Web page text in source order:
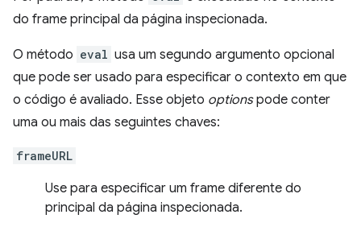
do frame principal da página inspecionada.
O método eval usa um segundo argumento opcional
que pode ser usado para especificar o contexto em que
o código é avaliado. Esse objeto optionspode conter
uma ou mais das seguintes chaves:
frameURL
Use para especificar um frame diferente do
principal da página inspecionada.